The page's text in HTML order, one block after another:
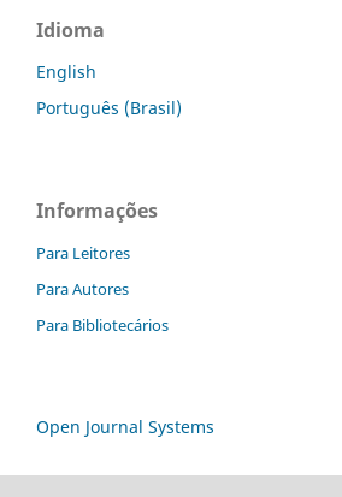
Idioma
English
Português (Brasil)
Informações
Para Leitores
Para Autores
Para Bibliotecários
Open Journal Systems